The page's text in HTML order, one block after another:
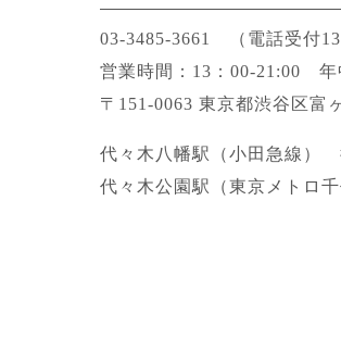
03-3485-3661
（電話受付13
営業時間：13：00-21:00
〒151-0063 東京都渋谷区富
代々木八幡駅（小田急線）
代々木公園駅（東京メトロ